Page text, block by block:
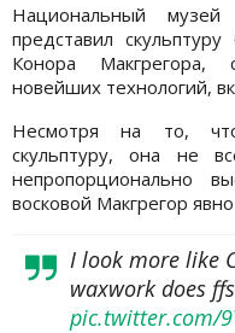
Национальный
представил
Конора Макгрегора,
новейших технологий,
Несмотря на то,
скульптуру, она не
непропорционально
восковой Макгрегор
I look more like
waxwork does
pic.twitter.com/